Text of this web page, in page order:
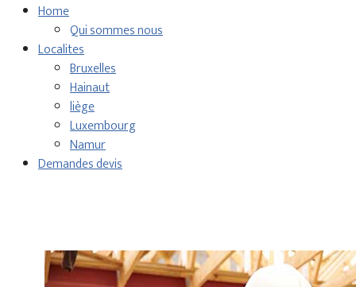
Home
Qui sommes nous
Localites
Bruxelles
Hainaut
liège
Luxembourg
Namur
Demandes devis